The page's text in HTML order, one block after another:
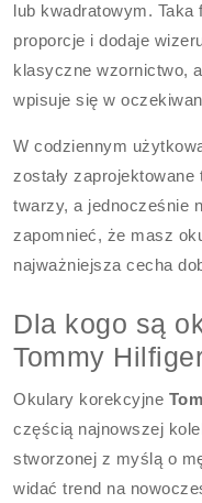
lub kwadratowym.
proporcje i dodaje
klasyczne wzornictwo,
wpisuje się w
W codziennym
zostały
twarzy, a jednocześnie
zapomnieć, że masz
najważniejsza cecha
Dla kogo są
Tommy
Okulary korekcyjne
częścią najnowszej
stworzonej z myślą o
widać trend na